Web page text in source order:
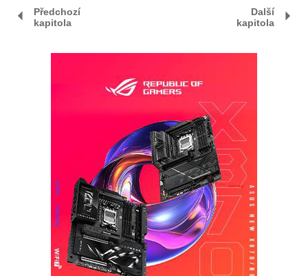
Předchozí
kapitola
Další
kapitola